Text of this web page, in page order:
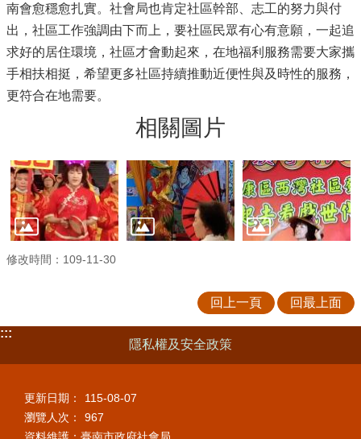
南會愈穩愈扎實。社會局也肯定社區幹部、志工的努力與付
出，社區工作強調由下而上，要社區民眾有心有意願，一起追
求好的居住環境，社區才會動起來，在地福利服務需要大家攜
手相扶相挺，希望更多社區持續推動近便性與及時性的服務，
更符合在地需要。
相關圖片
修改時間：109-11-30
回上一頁 回最上面
:::
隱私權及安全政策
更新日期：
115-08-07
瀏覽人次：
967
資料維護：臺南市政府社會局